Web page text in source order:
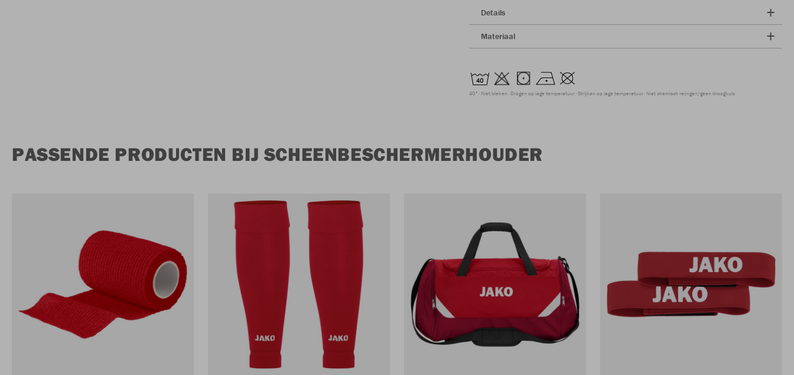
Details
Materiaal
40° Niet bleken Drogen op lage temperatuur Strijken op lage temperatuur Niet chemisch reinigen/geen droogkuis
PASSENDE PRODUCTEN BIJ SCHEENBESCHERMERHOUDER